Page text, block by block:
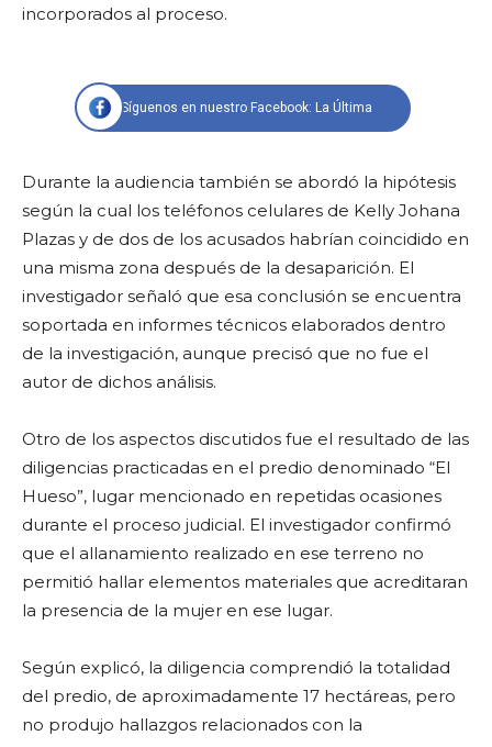
incorporados al proceso.
Síguenos en nuestro Facebook: La Última
Durante la audiencia también se abordó la hipótesis
según la cual los teléfonos celulares de Kelly Johana
Plazas y de dos de los acusados habrían coincidido en
una misma zona después de la desaparición. El
investigador señaló que esa conclusión se encuentra
soportada en informes técnicos elaborados dentro
de la investigación, aunque precisó que no fue el
autor de dichos análisis.
Otro de los aspectos discutidos fue el resultado de las
diligencias practicadas en el predio denominado “El
Hueso”, lugar mencionado en repetidas ocasiones
durante el proceso judicial. El investigador confirmó
que el allanamiento realizado en ese terreno no
permitió hallar elementos materiales que acreditaran
la presencia de la mujer en ese lugar.
Según explicó, la diligencia comprendió la totalidad
del predio, de aproximadamente 17 hectáreas, pero
no produjo hallazgos relacionados con la